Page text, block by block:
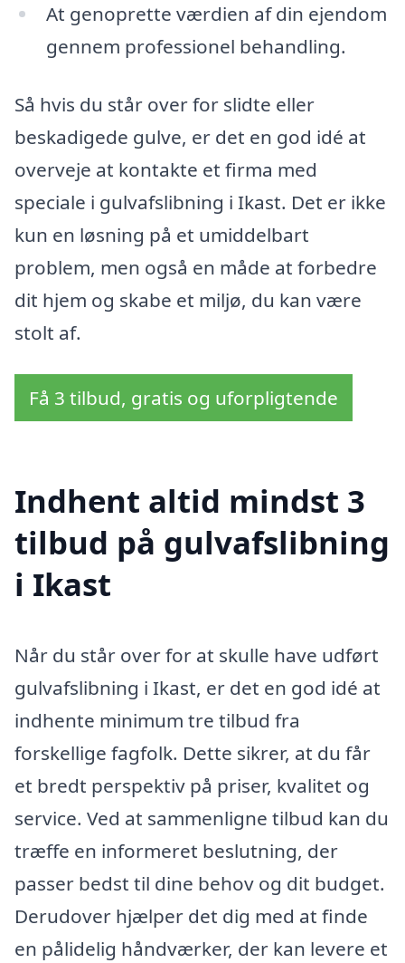
At genoprette værdien af din ejendom
gennem professionel behandling.
Så hvis du står over for slidte eller
beskadigede gulve, er det en god idé at
overveje at kontakte et firma med
speciale i gulvafslibning i Ikast. Det er ikke
kun en løsning på et umiddelbart
problem, men også en måde at forbedre
dit hjem og skabe et miljø, du kan være
stolt af.
Få 3 tilbud, gratis og uforpligtende
Indhent altid mindst 3
tilbud på gulvafslibning
i Ikast
Når du står over for at skulle have udført
gulvafslibning i Ikast, er det en god idé at
indhente minimum tre tilbud fra
forskellige fagfolk. Dette sikrer, at du får
et bredt perspektiv på priser, kvalitet og
service. Ved at sammenligne tilbud kan du
træffe en informeret beslutning, der
passer bedst til dine behov og dit budget.
Derudover hjælper det dig med at finde
en pålidelig håndværker, der kan levere et